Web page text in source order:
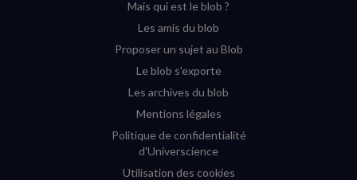
Mais qui est le blob ?
Les amis du blob
Proposer un sujet au Blob
Le blob s'exporte
Les archives du blob
Mentions légales
Politique de confidentialité
d'Universcience
Utilisation des cookies